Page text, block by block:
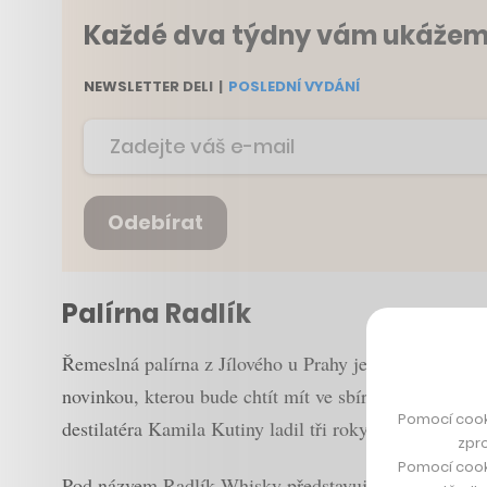
Každé dva týdny vám
NEWSLETTER DELI | POSLEDNÍ VYDÁNÍ
Odebírat
Palírna Radlík
Řemeslná palírna z Jílového u Prahy je známá pro
novinkou, kterou bude chtít mít ve sbírce každý
destilatéra Kamila Kutiny ladil tři roky. BylaPomocí
Pomocí